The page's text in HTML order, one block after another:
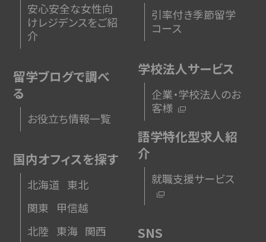
安心安全な女性向
けレジデンスをご紹
介
留学ブログで調べ
る
お役立ち情報一覧
国内オフィスを探す
北海道 東北
関東
甲信越
北陸 東海 関西
引率付き季節留学
コース
学校法人サービス
企業・学校法人のお
客様
語学特化型求人紹
介
就職支援サービス
SNS